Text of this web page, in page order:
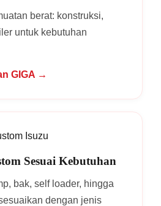
berat: konstruksi,
untuk kebutuhan
GIGA →
Sesuai Kebutuhan
bak, self loader, hingga
dengan jenis